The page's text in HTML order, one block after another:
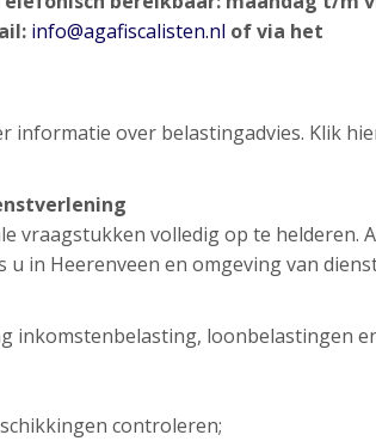
info@agafiscalisten.nl of via het
informatie over belastingadvies. Klik
vraagstukken volledig op te helderen.
in Heerenveen en omgeving van
inkomstenbelasting, loonbelastingen
controleren;